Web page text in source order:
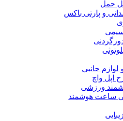
حمل
و پارتی باکس
جانبی
اپل واچ
ورزشی
ساعت هوشمند